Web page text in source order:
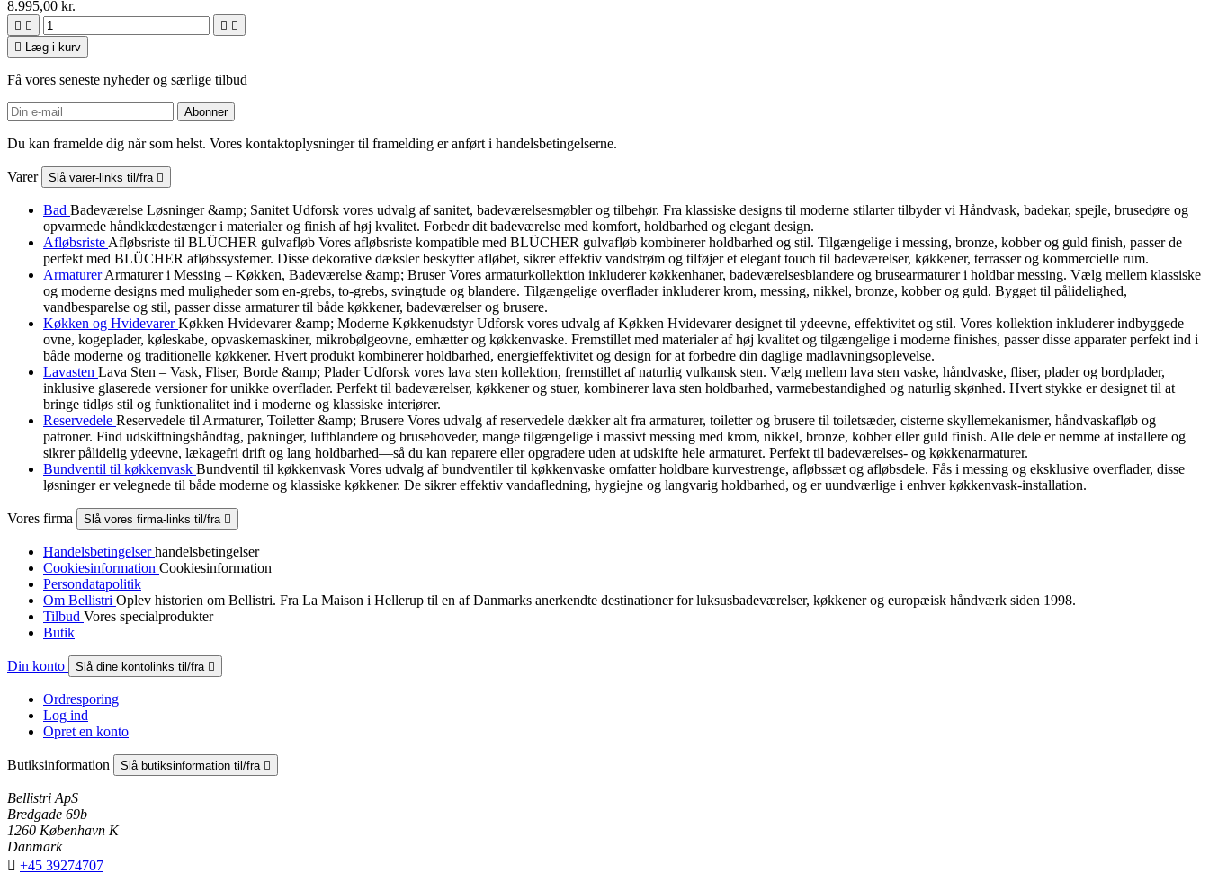
8.995,00 kr.
   
 Læg i kurv
Få vores seneste nyheder og særlige tilbud
Du kan framelde dig når som helst. Vores kontaktoplysninger til framelding er anført i handelsbetingelserne.
Varer Slå varer-links til/fra 
Bad Badeværelse Løsninger &amp; Sanitet Udforsk vores udvalg af sanitet, badeværelsesmøbler og tilbehør. Fra klassiske designs til moderne stilarter tilbyder vi Håndvask, badekar, spejle, brusedøre og
opvarmede håndklædestænger i materialer og finish af høj kvalitet. Forbedr dit badeværelse med komfort, holdbarhed og elegant design.
Afløbsriste Afløbsriste til BLÜCHER gulvafløb Vores afløbsriste kompatible med BLÜCHER gulvafløb kombinerer holdbarhed og stil. Tilgængelige i messing, bronze, kobber og guld finish, passer de
perfekt med BLÜCHER afløbssystemer. Disse dekorative dæksler beskytter afløbet, sikrer effektiv vandstrøm og tilføjer et elegant touch til badeværelser, køkkener, terrasser og kommercielle rum.
ArmaturerArmaturer i Messing – Køkken, Badeværelse &amp; Bruser Vores armaturkollektion inkluderer køkkenhaner, badeværelsesblandere og brusearmaturer i holdbar messing. Vælg mellem klassiske
og moderne designs med muligheder som en-grebs, to-grebs, svingtude og blandere. Tilgængelige overflader inkluderer krom, messing, nikkel, bronze, kobber og guld. Bygget til pålidelighed,
vandbesparelse og stil, passer disse armaturer til både køkkener, badeværelser og brusere.
Køkken og HvidevarerKøkken Hvidevarer &amp; Moderne Køkkenudstyr Udforsk vores udvalg af Køkken Hvidevarer designet til ydeevne, effektivitet og stil. Vores kollektion inkluderer indbyggede
ovne, kogeplader, køleskabe, opvaskemaskiner, mikrobølgeovne, emhætter og køkkenvaske. Fremstillet med materialer af høj kvalitet og tilgængelige i moderne finishes, passer disse apparater perfekt ind i
både moderne og traditionelle køkkener. Hvert produkt kombinerer holdbarhed, energieffektivitet og design for at forbedre din daglige madlavningsoplevelse.
Lavasten Lava Sten – Vask, Fliser, Borde &amp; Plader Udforsk vores lava sten kollektion, fremstillet af naturlig vulkansk sten. Vælg mellem lava sten vaske, håndvaske, fliser, plader og bordplader,
inklusive glaserede versioner for unikke overflader. Perfekt til badeværelser, køkkener og stuer, kombinerer lava sten holdbarhed, varmebestandighed og naturlig skønhed. Hvert stykke er designet til at
bringe tidløs stil og funktionalitet ind i moderne og klassiske interiører.
Reservedele Reservedele til Armaturer, Toiletter &amp; Brusere Vores udvalg af reservedele dækker alt fra armaturer, toiletter og brusere til toiletsæder, cisterne skyllemekanismer, håndvaskafløb og
patroner. Find udskiftningshåndtag, pakninger, luftblandere og brusehoveder, mange tilgængelige i massivt messing med krom, nikkel, bronze, kobber eller guld finish. Alle dele er nemme at installere og
sikrer pålidelig ydeevne, lækagefri drift og lang holdbarhed—så du kan reparere eller opgradere uden at udskifte hele armaturet. Perfekt til badeværelses- og køkkenarmaturer.
Bundventil til køkkenvask Bundventil til køkkenvask Vores udvalg af bundventiler til køkkenvaske omfatter holdbare kurvestrenge, afløbssæt og afløbsdele. Fås i messing og eksklusive overflader, disse
løsninger er velegnede til både moderne og klassiske køkkener. De sikrer effektiv vandafledning, hygiejne og langvarig holdbarhed, og er uundværlige i enhver køkkenvask-installation.
Vores firma Slå vores firma-links til/fra 
Handelsbetingelserhandelsbetingelser
Cookiesinformation Cookiesinformation
Persondatapolitik
Om Bellistri Oplev historien om Bellistri. Fra La Maison i Hellerup til en af Danmarks anerkendte destinationer for luksus­badeværelser, køkkener og europæisk håndværk siden 1998.
Tilbud Vores specialprodukter
Butik
Din konto Slå dine kontolinks til/fra 
Ordresporing
Log ind
Opret en konto
Butiksinformation Slå butiksinformation til/fra 
Bellistri ApS
Bredgade 69b
1260 København K
Danmark
 +45 39274707